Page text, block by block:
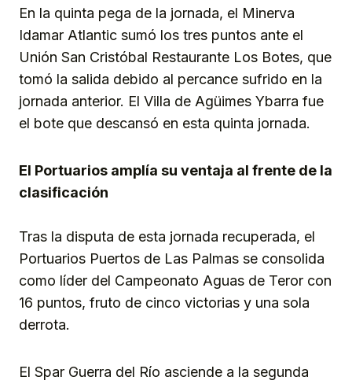
En la quinta pega de la jornada, el Minerva
Idamar Atlantic sumó los tres puntos ante el
Unión San Cristóbal Restaurante Los Botes, que
tomó la salida debido al percance sufrido en la
jornada anterior. El Villa de Agüimes Ybarra fue
el bote que descansó en esta quinta jornada.
El Portuarios amplía su ventaja al frente de la
clasificación
Tras la disputa de esta jornada recuperada, el
Portuarios Puertos de Las Palmas se consolida
como líder del Campeonato Aguas de Teror con
16 puntos, fruto de cinco victorias y una sola
derrota.
El Spar Guerra del Río asciende a la segunda